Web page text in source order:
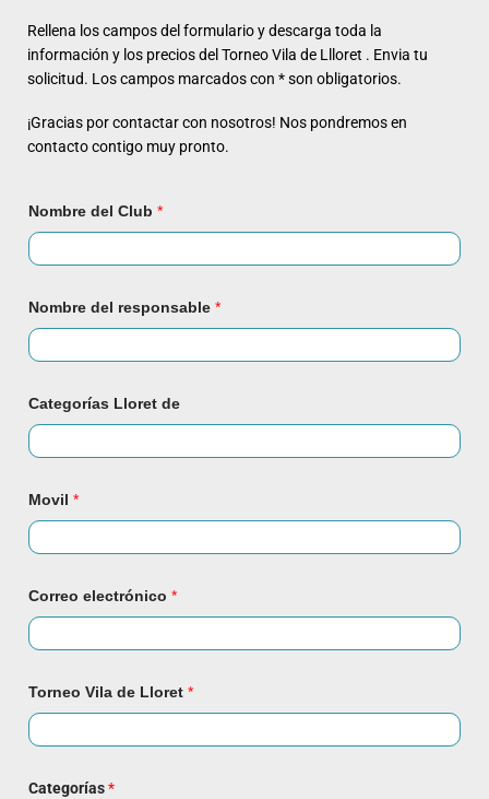
Rellena los campos del formulario y descarga toda la
información y los precios del Torneo Vila de Llloret . Envia tu
solicitud. Los campos marcados con * son obligatorios.
¡Gracias por contactar con nosotros! Nos pondremos en
contacto contigo muy pronto.
Nombre del Club *
Nombre del responsable *
Categorías Lloret de
Movil *
Correo electrónico *
Torneo Vila de Lloret *
Categorías*